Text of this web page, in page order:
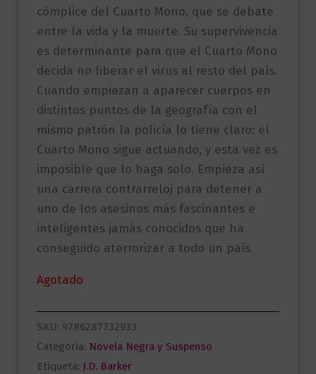
cómplice del Cuarto Mono, que se debate
entre la vida y la muerte. Su supervivencia
es determinante para que el Cuarto Mono
decida no liberar el virus al resto del país.
Cuando empiezan a aparecer cuerpos en
distintos puntos de la geografía con el
mismo patrón la policía lo tiene claro: el
Cuarto Mono sigue actuando, y esta vez es
imposible que lo haga solo. Empieza así
una carrera contrarreloj para detener a
uno de los asesinos más fascinantes e
inteligentes jamás conocidos que ha
conseguido aterrorizar a todo un país.
Agotado
SKU: 9786287732933
Categoría: Novela Negra y Suspenso
Etiqueta: J.D. Barker